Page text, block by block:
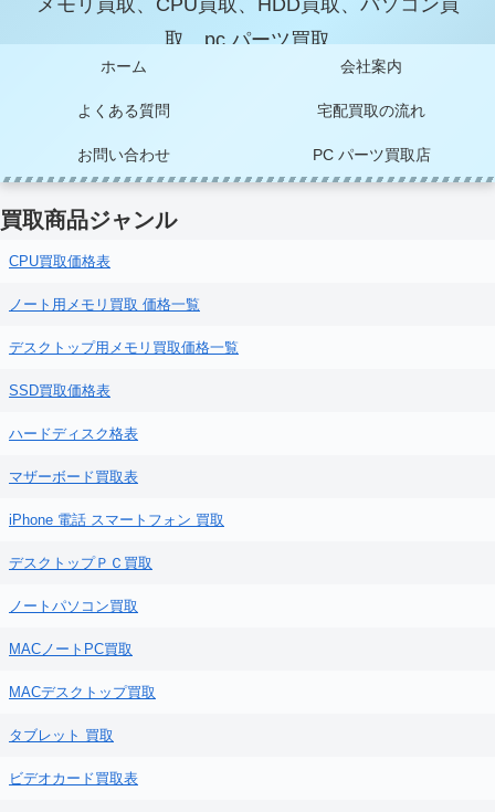
メモリ買取、CPU買取、HDD買取、パソコン買
取、pc パーツ買取
ホーム 会社案内
よくある質問 宅配買取の流れ
お問い合わせ PC パーツ買取店
買取商品ジャンル
CPU買取価格表
ノート用メモリ買取 価格一覧
デスクトップ用メモリ買取価格一覧
SSD買取価格表
ハードディスク格表
マザーボード買取表
iPhone 電話 スマートフォン 買取
デスクトップＰＣ買取
ノートパソコン買取
MACノートPC買取
MACデスクトップ買取
タブレット 買取
ビデオカード買取表